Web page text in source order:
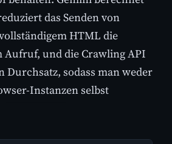
das Senden von
HTML die
Aufruf, und die Crawling API
Durchsatz, sodass man weder
Instanzen selbst